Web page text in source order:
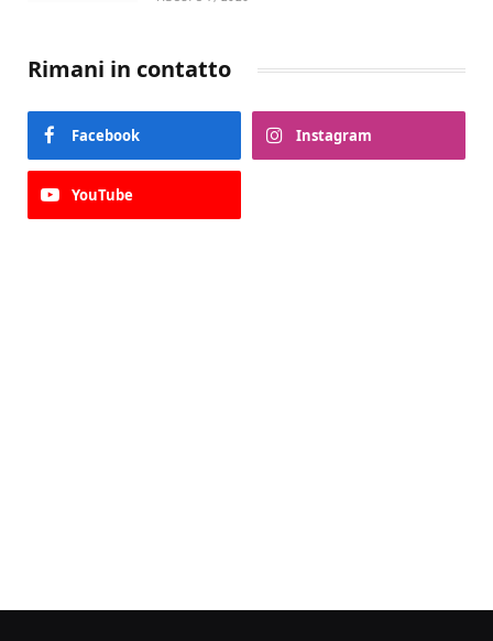
Rimani in contatto
Facebook Instagram
YouTube